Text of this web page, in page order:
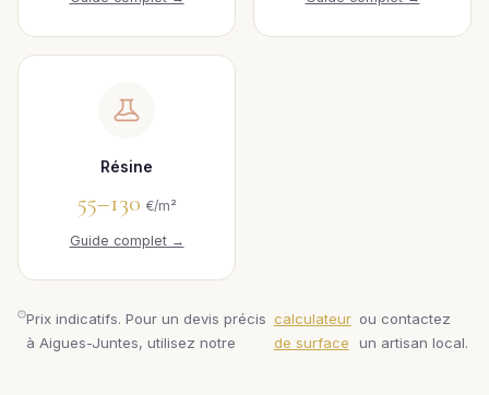
Résine
55–130 €/m²
Guide complet →
Prix indicatifs. Pour un devis précis
à Aigues-Juntes, utilisez notre
calculateur
de surface
ou contactez
un artisan local.